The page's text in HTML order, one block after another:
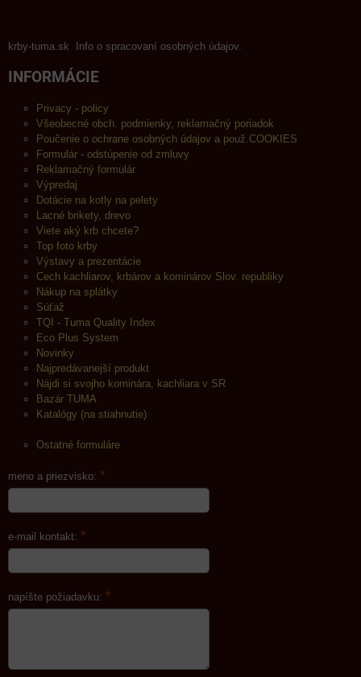
krby-tuma.sk Info o spracovaní osobných údajov.
INFORMÁCIE
Privacy - policy
Všeobecné obch. podmienky, reklamačný poriadok
Poučenie o ochrane osobných údajov a použ.COOKIES
Formulár - odstúpenie od zmluvy
Reklamačný formulár
Výpredaj
Dotácie na kotly na pelety
Lacné brikety, drevo
Viete aký krb chcete?
Top foto krby
Výstavy a prezentácie
Cech kachliarov, krbárov a kominárov Slov. republiky
Nákup na splátky
Súťaž
TQI - Tuma Quality Index
Eco Plus System
Novinky
Najpredávanejší produkt
Nájdi si svojho kominára, kachliara v SR
Bazár TUMA
Katalógy (na stiahnutie)
Ostatné formuláre
meno a priezvisko: *
e-mail kontakt: *
napíšte požiadavku: *